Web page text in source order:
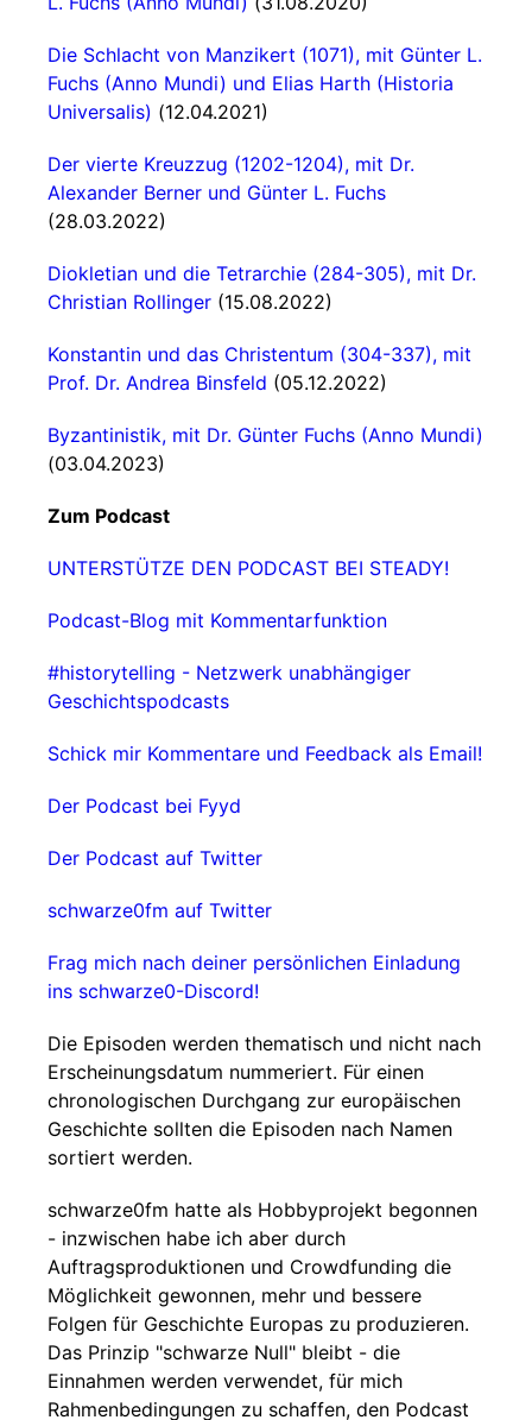
Die Schlacht von Manzikert (1071), mit Günter L.
Fuchs (Anno Mundi) und Elias Harth (Historia
Universalis) (12.04.2021)
Der vierte Kreuzzug (1202-1204), mit Dr.
Alexander Berner und Günter L. Fuchs
(28.03.2022)
Diokletian und die Tetrarchie (284-305), mit Dr.
Christian Rollinger (15.08.2022)
Konstantin und das Christentum (304-337), mit
Prof. Dr. Andrea Binsfeld (05.12.2022)
Byzantinistik, mit Dr. Günter Fuchs (Anno Mundi)
(03.04.2023)
Zum Podcast
UNTERSTÜTZE DEN PODCAST BEI STEADY!
Podcast-Blog mit Kommentarfunktion
#historytelling - Netzwerk unabhängiger
Geschichtspodcasts
Schick mir Kommentare und Feedback als Email!
Der Podcast bei Fyyd
Der Podcast auf Twitter
schwarze0fm auf Twitter
Frag mich nach deiner persönlichen Einladung
ins schwarze0-Discord!
Die Episoden werden thematisch und nicht nach
Erscheinungsdatum nummeriert. Für einen
chronologischen Durchgang zur europäischen
Geschichte sollten die Episoden nach Namen
sortiert werden.
schwarze0fm hatte als Hobbyprojekt begonnen
- inzwischen habe ich aber durch
Auftragsproduktionen und Crowdfunding die
Möglichkeit gewonnen, mehr und bessere
Folgen für Geschichte Europas zu produzieren.
Das Prinzip "schwarze Null" bleibt - die
Einnahmen werden verwendet, für mich
Rahmenbedingungen zu schaffen, den Podcast